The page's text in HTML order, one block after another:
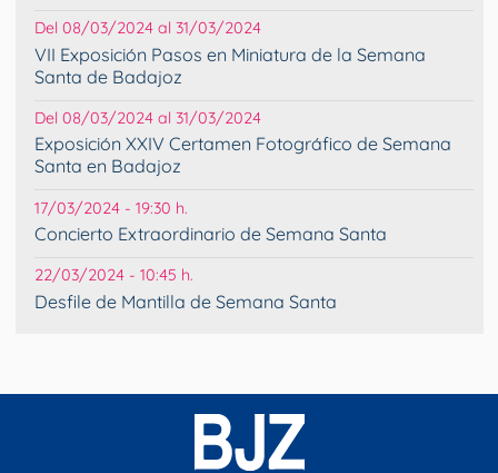
Del 08/03/2024 al 31/03/2024
VII Exposición Pasos en Miniatura de la Semana
Santa de Badajoz
Del 08/03/2024 al 31/03/2024
Exposición XXIV Certamen Fotográfico de Semana
Santa en Badajoz
17/03/2024 - 19:30 h.
Concierto Extraordinario de Semana Santa
22/03/2024 - 10:45 h.
Desfile de Mantilla de Semana Santa